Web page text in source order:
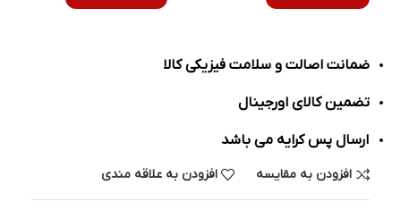
ضمانت اصالت و سلامت فیزیکی کالا
تضمین کالای اورجینال
ارسال پس کرایه می باشد
افزودن به مقایسه افزودن به علاقه مندی